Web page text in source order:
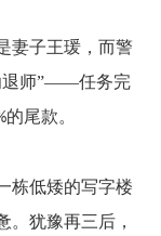
妻子王瑗，而警
退师”——任务完
的尾款。
栋低矮的写字楼
。犹豫再三后，